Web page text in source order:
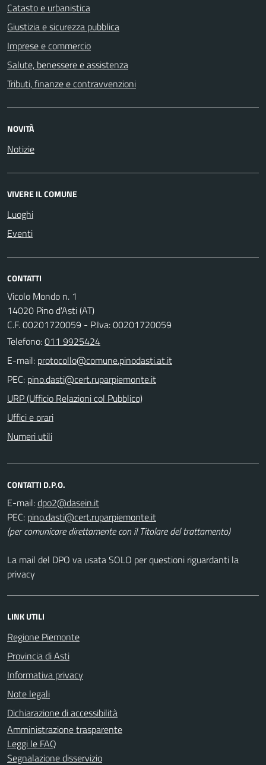
Catasto e urbanistica
Giustizia e sicurezza pubblica
Imprese e commercio
Salute, benessere e assistenza
Tributi, finanze e contravvenzioni
NOVITÀ
Notizie
VIVERE IL COMUNE
Luoghi
Eventi
CONTATTI
Vicolo Mondo n. 1
14020 Pino d'Asti (AT)
C.F. 00201720059 - P.Iva: 00201720059
Telefono:011 9925424
E-mail:
PEC:
URP (Ufficio Relazioni col Pubblico)
Uffici e orari
Numeri utili
CONTATTI D.P.O.
E-mail:
PEC:
(per comunicare direttamente con il Titolare del trattamento)
La mail del DPO va usata SOLO per questioni riguardanti la
privacy
LINK UTILI
Regione Piemonte
Provincia di Asti
Informativa privacy
Note legali
Dichiarazione di accessibilità
Amministrazione trasparente
Leggi le FAQ
Segnalazione disservizio